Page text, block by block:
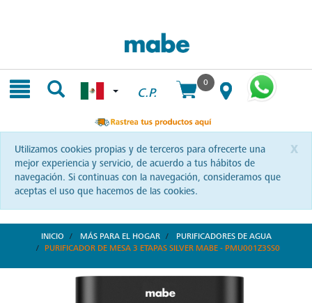
C.P.
0
x
Utilizamos cookies propias y de terceros para ofrecerte una
mejor experiencia y servicio, de acuerdo a tus hábitos de
navegación. Si continuas con la navegación, consideramos que
aceptas el uso que hacemos de las cookies.
INICIO MÁS PARA EL HOGAR
PURIFICADORES DE AGUA
PURIFICADOR DE MESA 3 ETAPAS SILVER MABE - PMU001Z3SS0